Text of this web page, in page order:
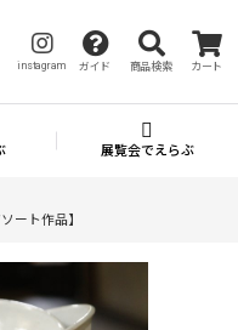
instagram ガイド 商品検索 カート
展覧会でえらぶ
ート作品】